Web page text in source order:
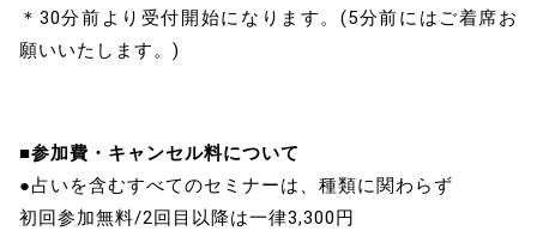
＊30分前より受付開始になります。(5分前にはご着席お
願いいたします。)
■参加費・キャンセル料について
●占いを含むすべてのセミナーは、種類に関わらず
初回参加無料/2回目以降は一律3,300円